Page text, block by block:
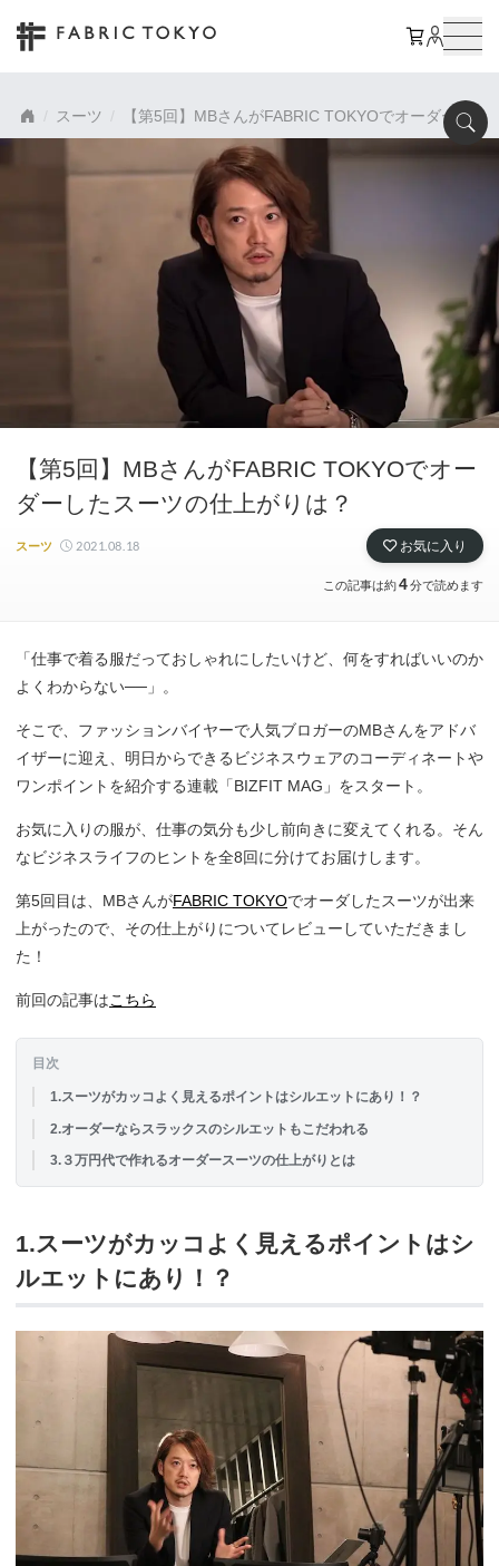
スーツ 【第5回】MBさんがFABRIC TOKYOでオーダーした
【第5回】MBさんがFABRIC TOKYOでオー
ダーしたスーツの仕上がりは？
スーツ 2021.08.18 お気に入り
この記事は約4分で読めます
「仕事で着る服だっておしゃれにしたいけど、何をすればいいのか
よくわからない──」。
そこで、ファッションバイヤーで人気ブロガーのMBさんをアドバ
イザーに迎え、明日からできるビジネスウェアのコーディネートや
ワンポイントを紹介する連載「BIZFIT MAG」をスタート。
お気に入りの服が、仕事の気分も少し前向きに変えてくれる。そん
なビジネスライフのヒントを全8回に分けてお届けします。
第5回目は、MBさんがFABRIC TOKYOでオーダしたスーツが出来
上がったので、その仕上がりについてレビューしていただきまし
た！
前回の記事はこちら
目次
1.スーツがカッコよく見えるポイントはシルエットにあり！？
2.オーダーならスラックスのシルエットもこだわれる
3.３万円代で作れるオーダースーツの仕上がりとは
1.スーツがカッコよく見えるポイントはシ
ルエットにあり！？